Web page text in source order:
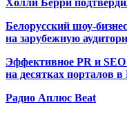
Холли Берри
Белорусский шоу-
на зарубежную
Эффективное PR и
на десятках порталов в
Радио Аплюс Beat